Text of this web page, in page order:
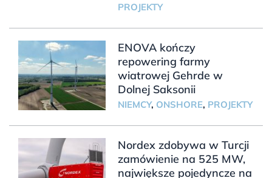
PROJEKTY
ENOVA kończy
repowering farmy
wiatrowej Gehrde w
Dolnej Saksonii
NIEMCY, ONSHORE, PROJEKTY
Nordex zdobywa w Turcji
zamówienie na 525 MW,
największe pojedyncze na